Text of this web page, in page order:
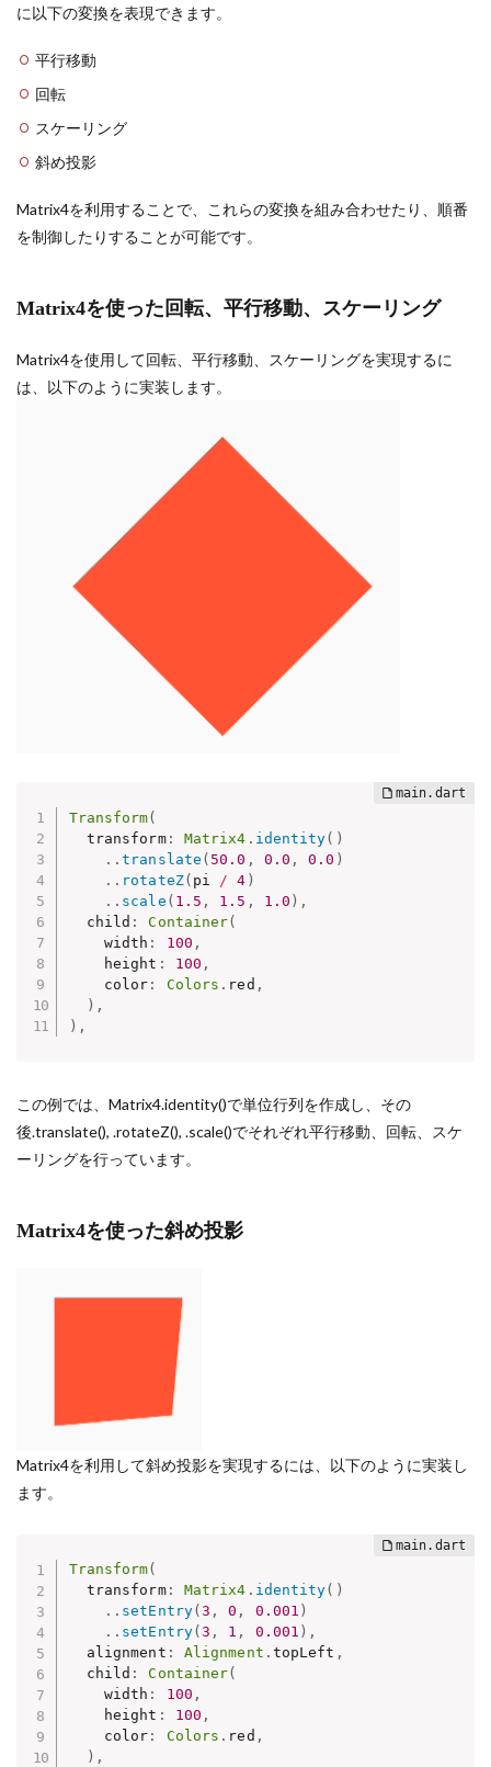
に以下の変換を表現できます。
平行移動
回転
スケーリング
斜め投影
Matrix4を利用することで、これらの変換を組み合わせたり、順番
を制御したりすることが可能です。
Matrix4を使った回転、平行移動、スケーリング
Matrix4を使用して回転、平行移動、スケーリングを実現するに
は、以下のように実装します。
Transform(
  transform
: Matrix4 . identity( )
. .translate ( 50.0 , 0.0 , 0.0 )
. . rotateZ( pi / 4 )
. . scale ( 1.5 , 1.5 , 1.0 ) ,
  child
: Container(
    width
: 100 ,
    height
: 100 ,
    color
: Colors . red ,
) ,
) ,
この例では、Matrix4.identity()で単位行列を作成し、その
後.translate(), .rotateZ(), .scale()でそれぞれ平行移動、回転、スケ
ーリングを行っています。
Matrix4を使った斜め投影
Matrix4を利用して斜め投影を実現するには、以下のように実装し
ます。
Transform(
  transform
: Matrix4 . identity( )
. . setEntry(3 , 0 , 0.001 )
. . setEntry(3 , 1 , 0.001 ) ,
  alignment
: Alignment . topLeft ,
  child
: Container(
    width
: 100 ,
    height
: 100 ,
    color
: Colors . red ,
) ,